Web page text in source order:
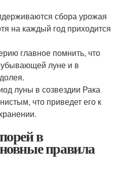
сбора урожая
на каждый год приходится
главное помнить, что
луне и в
луны в созвездии Рака
что приведет его к
в
правила